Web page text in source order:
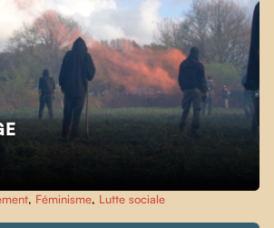
, Féminisme, Lutte sociale